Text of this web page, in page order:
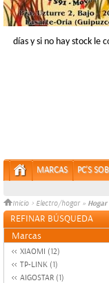
días y si no hay stock le
MARCAS PC'S
Inicio > Electro/hogar » Hogar
REFINAR BÚSQUEDA
Marcas
XIAOMI (12)
TP-LINK (1)
AIGOSTAR (1)